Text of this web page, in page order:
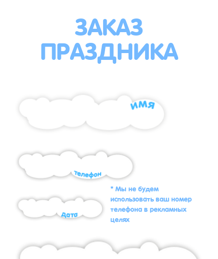
ЗАКАЗ
ПРАЗДНИКА
* Мы не будем
использовать ваш номер
телефона в рекламных
целях